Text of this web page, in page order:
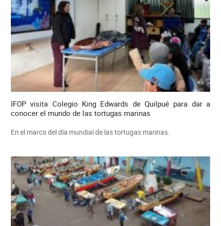
IFOP visita Colegio King Edwards de Quilpué para dar a
conocer el mundo de las tortugas marinas
En el marco del día mundial de las tortugas marinas.